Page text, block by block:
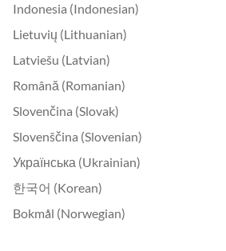
Indonesia (Indonesian)
Lietuvių (Lithuanian)
Latviešu (Latvian)
Română (Romanian)
Slovenčina (Slovak)
Slovenščina (Slovenian)
Українська (Ukrainian)
한국어 (Korean)
Bokmål (Norwegian)